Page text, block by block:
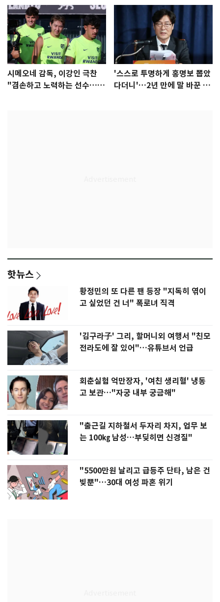
시메오네 감독, 이강인 극찬
"겸손하고 노력하는 선수…좋
'스스로 투명하게 홍명보 뽑았
다더니'…2년 만에 말 바꾼 이
핫뉴스
황정민의 또 다른 팬 등장 "지독히 엮이
고 싶었던 건 너" 폭로녀 직격
'김구라子' 그리, 할머니외 여행서 "친모
전라도에 잘 있어"…유튜브서 언급
회춘실험 억만장자, '여친 생리혈' 냉동
고 보관…"자궁 내부 궁금해"
"출근길 지하철서 두자리 차지, 업무 보
는 100㎏ 남성…부딪히면 신경질"
"5500만원 날리고 급등주 단타, 남은 건
빚뿐"…30대 여성 파혼 위기